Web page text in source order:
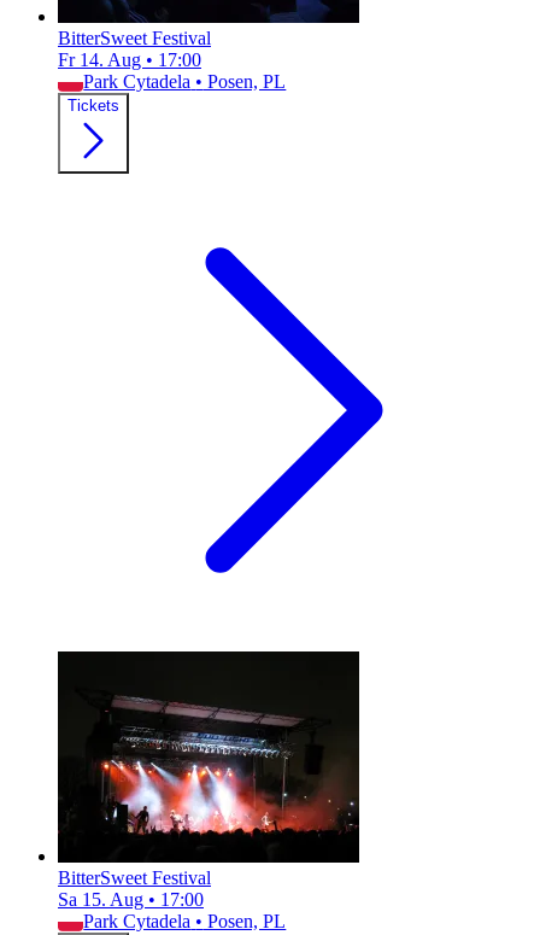
BitterSweet Festival
Fr 14. Aug • 17:00
Park Cytadela • Posen, PL
Tickets
BitterSweet Festival
Sa 15. Aug • 17:00
Park Cytadela • Posen, PL